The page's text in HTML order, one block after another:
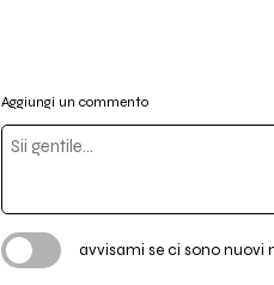
Aggiungi un commento
avvisami se ci sono nuovi